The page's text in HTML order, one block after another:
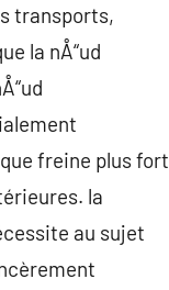
transports,
la nÅ“ud
freine plus fort
la
au sujet